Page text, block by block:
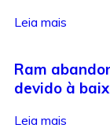
Leia mais
Ram
devido à
Leia mais